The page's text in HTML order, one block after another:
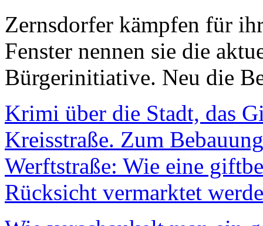
Zernsdorfer kämpfen für
Fenster nennen sie die
Bürgerinitiative. Neu die
Krimi über die Stadt, das
Kreisstraße. Zum
Werftstraße: Wie eine
Rücksicht vermarktet